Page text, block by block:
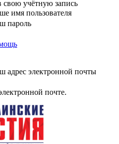
свою учётную запись
имя пользователя
пароль
адрес электронной почты
почте.